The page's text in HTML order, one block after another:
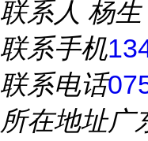
联系人 杨生
联系手机
联系电话
所在地址广